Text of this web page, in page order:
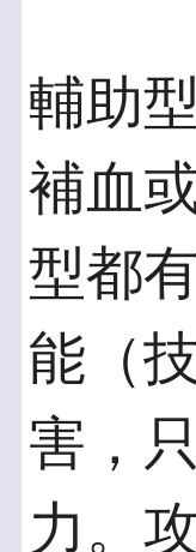
輔助
補血
型都
能（
害，
力。